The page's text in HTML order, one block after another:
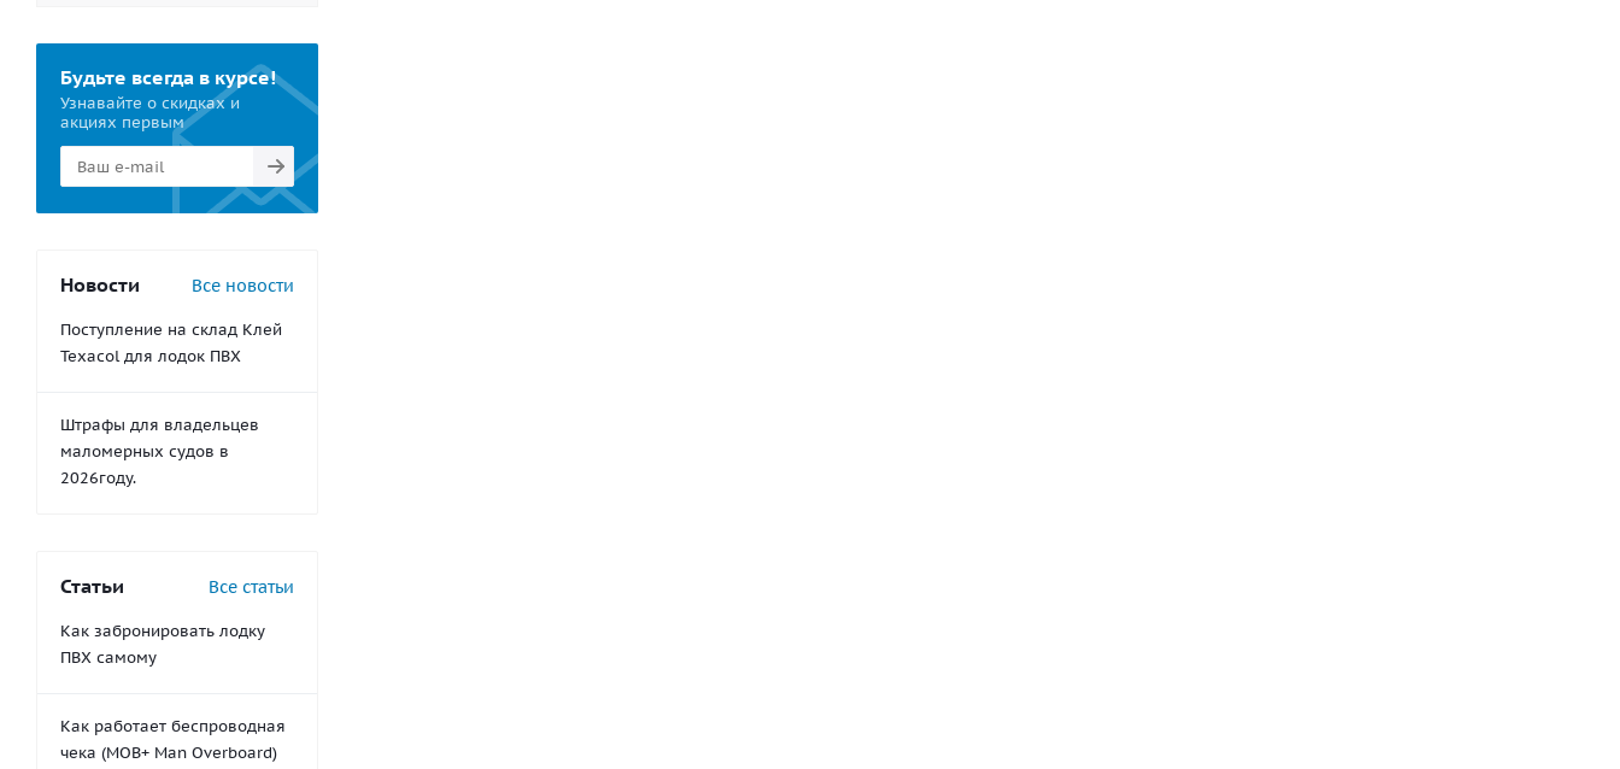
Будьте всегда в курсе!
Узнавайте о скидках и
акциях первым
Новости Все новости
Поступление на склад Клей
Texacol для лодок ПВХ
Штрафы для владельцев
маломерных судов в
2026году.
Статьи Все статьи
Как забронировать лодку
ПВХ самому
Как работает беспроводная
чека (MOB+ Man Overboard)